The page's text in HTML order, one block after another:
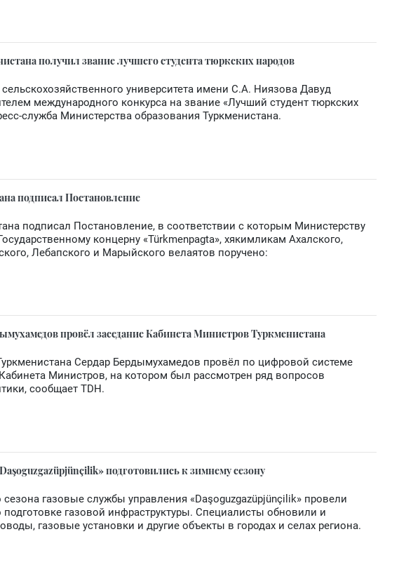
получил звание лучшего студента тюркских народов
сельскохозяйственного университета имени С.А. Ниязова Давуд
международного конкурса на звание «Лучший студент тюркских
служба Министерства образования Туркменистана.
подписал Постановление
подписал Постановление, в соответствии с которым Министерству
концерну «Türkmenpagta», хякимликам Ахалского,
Лебапского и Марыйского велаятов поручено:
провёл заседание Кабинета Министров Туркменистана
Сердар Бердымухамедов провёл по цифровой системе
Министров, на котором был рассмотрен ряд вопросов
сообщает TDH.
подготовились к зимнему сезону
газовые службы управления «Daşoguzgazüpjünçilik» провели
газовой инфраструктуры. Специалисты обновили и
газовые установки и другие объекты в городах и селах региона.